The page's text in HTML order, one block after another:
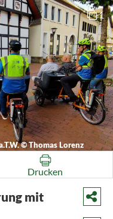
©Thomas Lorenz
1
Drucken
mit